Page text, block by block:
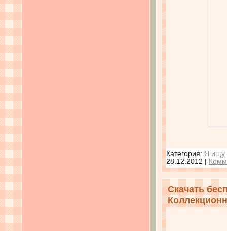
Категория: Я ищу
28.12.2012 |
Скачать